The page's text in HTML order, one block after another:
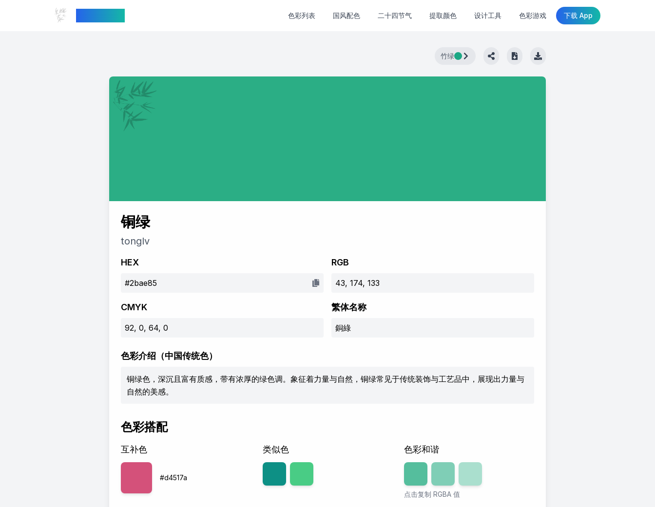
色彩列表 国风配色 二十四节气 提取颜色 设计工具 色彩游戏 下载 App
竹绿
铜绿
tonglv
HEX
#2bae85
RGB
43, 174, 133
CMYK
92, 0, 64, 0
繁体名称
銅綠
色彩介绍 （中国传统色）
铜绿色，深沉且富有质感，带有浓厚的绿色调。象征着力量与自然，铜绿常见于传统装饰与工艺品中，展现出力量与
自然的美感。
色彩搭配
互补色
#d4517a
类似色 色彩和谐
透明度 80
透明度 60
透明度
点击复制 RGBA 值